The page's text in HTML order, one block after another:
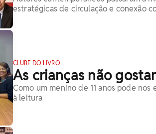
estratégicas de circulação e conexão
CLUBE DO LIVRO
As crianças não
Como um menino de 11 anos pode
à leitura